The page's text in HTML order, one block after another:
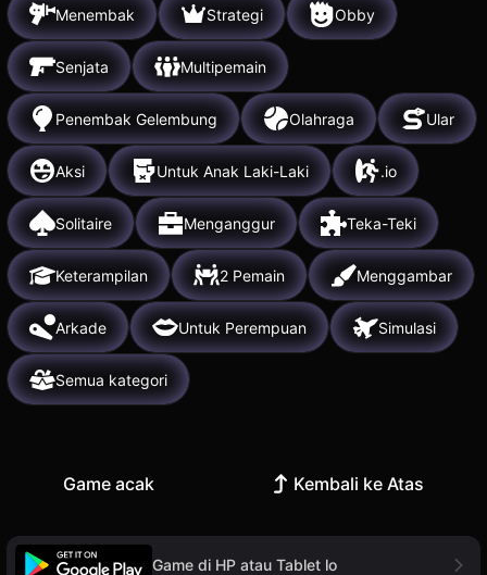
Menembak Strategi Obby
Senjata Multipemain
Penembak Gelembung Olahraga Ular
Aksi Untuk Anak Laki-Laki .io
Solitaire Menganggur Teka-Teki
Keterampilan 2 Pemain Menggambar
Arkade Untuk Perempuan Simulasi
Semua kategori
Game acak Kembali ke Atas
Game di HP atau Tablet lo